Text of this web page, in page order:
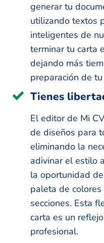
generar tu
utilizando textos
inteligentes de
terminar tu carta
dejando más
preparación de
Tienes
El editor de Mi
de diseños para
eliminando la
adivinar el estilo
la oportunidad
paleta de
secciones. Esta
carta es un
profesional.